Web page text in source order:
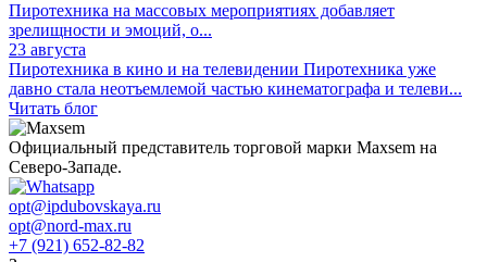
Пиротехника на массовых мероприятиях добавляет
зрелищности и эмоций, о...
23 августа
Пиротехника в кино и на телевидении Пиротехника уже
давно стала неотъемлемой частью кинематографа и телеви...
Читать блог
Официальный представитель торговой марки Maxsem на
Северо-Западе.
opt@ipdubovskaya.ru
opt@nord-max.ru
+7 (921) 652-82-82